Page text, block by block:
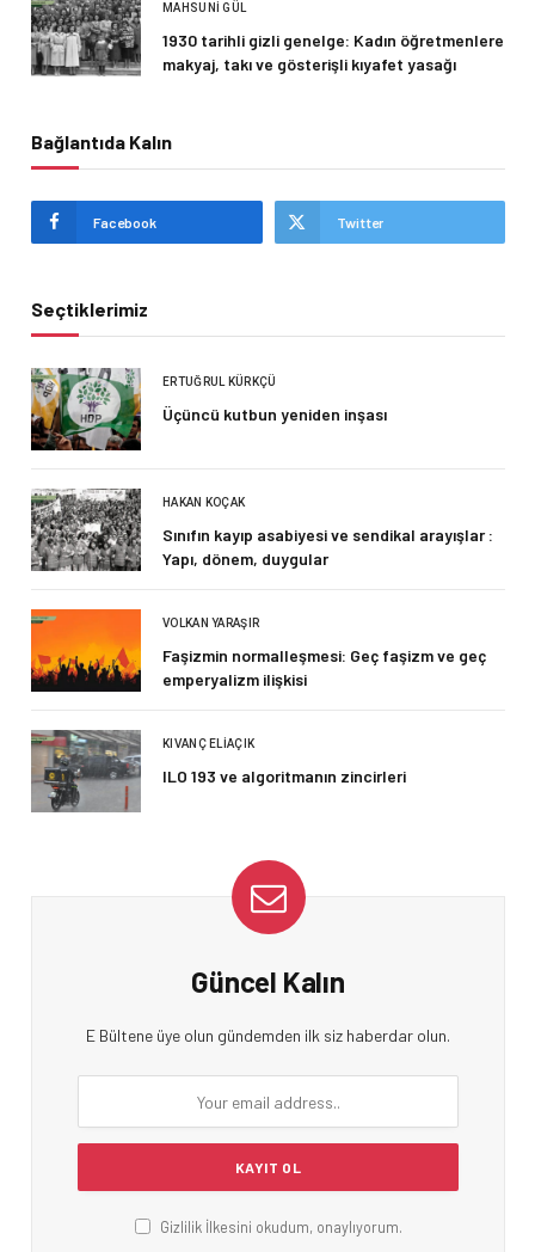
MAHSUNI GÜL
1930 tarihli gizli genelge: Kadın öğretmenlere
makyaj, takı ve gösterişli kıyafet yasağı
Bağlantıda Kalın
Facebook Twitter
Seçtiklerimiz
ERTUĞRUL KÜRKÇÜ
Üçüncü kutbun yeniden inşası
HAKAN KOÇAK
Sınıfın kayıp asabiyesi ve sendikal arayışlar :
Yapı, dönem, duygular
VOLKAN YARAŞIR
Faşizmin normalleşmesi: Geç faşizm ve geç
emperyalizm ilişkisi
KIVANÇ ELIAÇIK
ILO 193 ve algoritmanın zincirleri
Güncel Kalın
E Bültene üye olun gündemden ilk siz haberdar olun.
Gizlilik İlkesini okudum, onaylıyorum.